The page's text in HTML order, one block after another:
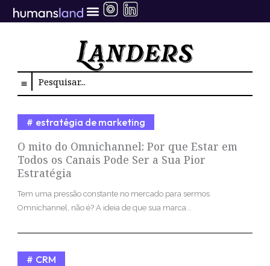
para
Search
O mito do Omnichannel: Por que Estar em
Todos os Canais Pode Ser a Sua Pior
Estratégia
estratégia de marketing
Tem uma pressão constante no mercado para sermos
Omnichannel, não é? A ideia de que sua marca...
CRM